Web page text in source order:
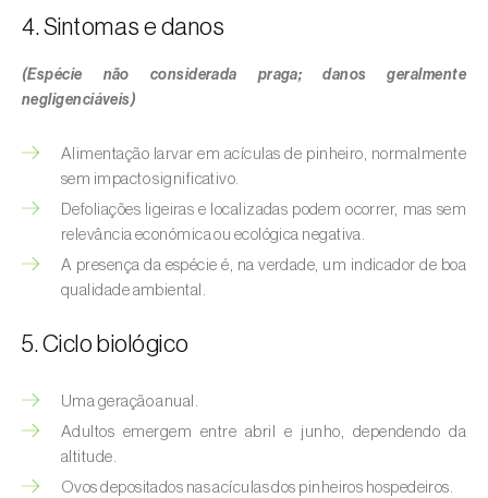
Aranhiço-vermelho (
Bichado-da-ameixeira (
Bichado-da-castanha-do-cedo (
fasciana)
Bichado-da-castanha-do-tarde ( Cydia
splendana)
Bichado-da-castanha-intermédio (
fagiglandana)
Bichado-da-fruta (
Borboleta-branca-grande-da-couve (
brassicae)
4. Sintomas e danos
(Espécie não considerada praga; danos geralmente
negligenciáveis)
Alimentação larvar em acículas de pinheiro, normalmente
sem impacto significativo.
Defoliações ligeiras e localizadas podem ocorrer, mas sem
relevância económica ou ecológica negativa.
A presença da espécie é, na verdade, um indicador de boa
qualidade ambiental.
5. Ciclo biológico
Uma geração anual.
Adultos emergem entre abril e junho, dependendo da
altitude.
Ovos depositados nas acículas dos pinheiros hospedeiros.